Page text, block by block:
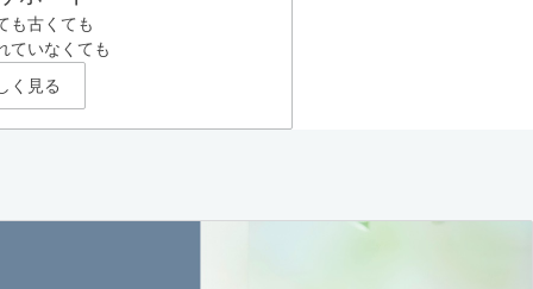
も古くても
ていなくても
く見る